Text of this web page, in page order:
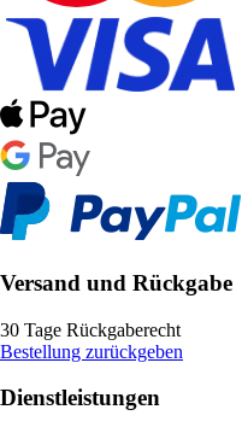
Versand und Rückgabe
30 Tage Rückgaberecht
Bestellung zurückgeben
Dienstleistungen